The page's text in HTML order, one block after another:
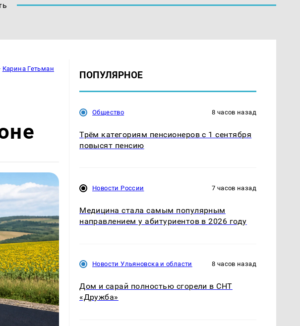
· Карина Гетьман
ПОПУЛЯРНОЕ
Общество 8 часов назад
Трём категориям пенсионеров с 1 сентября
повысят пенсию
Новости России 7 часов назад
Медицина стала самым популярным
направлением у абитуриентов в 2026 году
Новости Ульяновска и области 8 часов назад
Дом и сарай полностью сгорели в СНТ
«Дружба»